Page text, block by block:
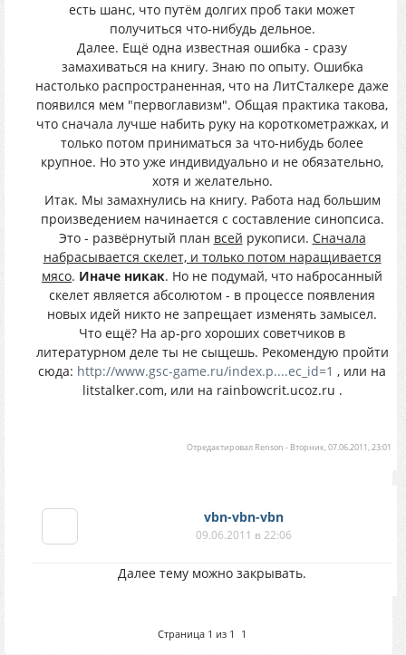
есть шанс, что путём долгих проб таки может
получиться что-нибудь дельное.
Далее. Ещё одна известная ошибка - сразу
замахиваться на книгу. Знаю по опыту. Ошибка
настолько распространенная, что на ЛитСталкере даже
появился мем "первоглавизм". Общая практика такова,
что сначала лучше набить руку на короткометражках, и
только потом приниматься за что-нибудь более
крупное. Но это уже индивидуально и не обязательно,
хотя и желательно.
Итак. Мы замахнулись на книгу. Работа над большим
произведением начинается с составление синопсиса.
Это - развёрнутый план всей рукописи. Сначала
набрасывается скелет, и только потом наращивается
мясо. Иначе никак. Но не подумай, что набросанный
скелет является абсолютом - в процессе появления
новых идей никто не запрещает изменять замысел.
Что ещё? На ap-pro хороших советчиков в
литературном деле ты не сыщешь. Рекомендую пройти
сюда: http://www.gsc-game.ru/index.p....ec_id=1 , или на
litstalker.com, или на rainbowcrit.ucoz.ru .
Отредактировал Renson - Вторник, 07.06.2011, 23:01
vbn-vbn-vbn
09.06.2011 в 22:06
Далее тему можно закрывать.
Страница 1 из 1 1